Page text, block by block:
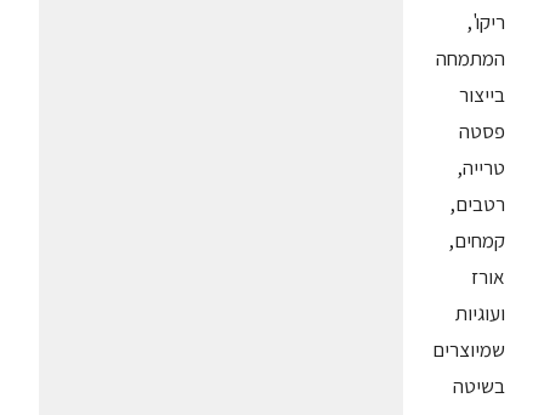
ריקו',
המתמחה
בייצור
פסטה
טרייה,
רטבים,
קמחים,
אורז
ועוגיות
שמיוצרים
בשיטה